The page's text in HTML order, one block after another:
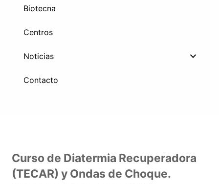
Biotecna
Centros
Noticias
Contacto
Curso de Diatermia Recuperadora
(TECAR) y Ondas de Choque.